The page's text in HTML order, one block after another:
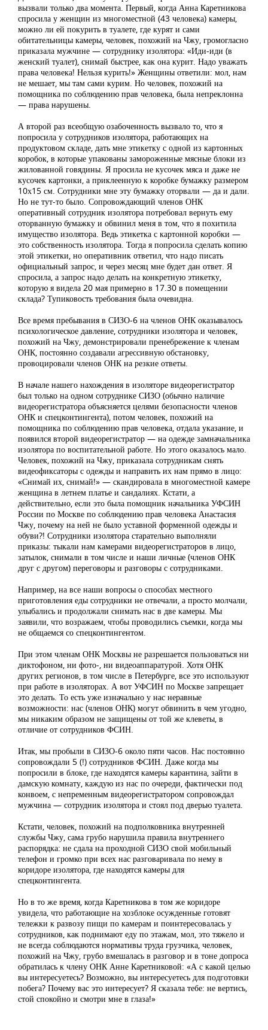
вызвали только два момента. Первый, когда Анна Каретникова
спросила у женщин из многоместной (43 человека) камеры,
можно ли ей покурить в туалете, где курят и сами
обитательницы камеры, человек, похожий на Чжу, громогласно
приказала мужчине — сотруднику изолятора: «Иди-иди (в
женский туалет), снимай быстрее, как она курит. Надо уважать
права человека! Нельзя курить!» Женщины ответили: мол, нам
не мешает, мы там сами курим. Но человек, похожий на
помощника по соблюдению прав человека, была непреклонна
— права нарушены.
А второй раз всеобщую озабоченность вызвало то, что я
попросила у сотрудников изолятора, работающих на
продуктовом складе, дать мне этикетку с одной из картонных
коробок, в которые упакованы замороженные мясные блоки из
жилованной говядины. Я просила не кусочек мяса и даже не
кусочек картонки, а приклеенную к коробке бумажку размером
10х15 см. Сотрудники мне эту бумажку оторвали — да и дали.
Но не тут-то было. Сопровождающий членов ОНК
оперативный сотрудник изолятора потребовал вернуть ему
оторванную бумажку и обвинил меня в том, что я похитила
имущество изолятора. Ведь этикетка с картонной коробки —
это собственность изолятора. Тогда я попросила сделать копию
этой этикетки, но оперативник ответил, что надо писать
официальный запрос, и через месяц мне будет дан ответ. Я
спросила, а запрос надо делать на конкретную этикетку,
которую я видела 20 мая примерно в 17.30 в помещении
склада? Тупиковость требования была очевидна.
Все время пребывания в СИЗО-6 на членов ОНК оказывалось
психологическое давление, сотрудники изолятора и человек,
похожий на Чжу, демонстрировали пренебрежение к членам
ОНК, постоянно создавали агрессивную обстановку,
провоцировали членов ОНК на резкие ответы.
В начале нашего нахождения в изоляторе видеорегистратор
был только на одном сотруднике СИЗО (обычно наличие
видеорегистратора объясняется целями безопасности членов
ОНК и спецконтингента), потом человек, похожий на
помощника по соблюдению прав человека, отдала указание, и
появился второй видеорегистратор — на одежде замначальника
изолятора по воспитательной работе. Но этого оказалось мало.
Человек, похожий на Чжу, приказала сотрудникам снять
видеофиксаторы с одежды и направить их нам прямо в лицо:
«Снимай их, снимай!» — скандировала в многоместной камере
женщина в летнем платье и сандалиях. Кстати, а
действительно, если это была помощник начальника УФСИН
России по Москве по соблюдению прав человека Анастасия
Чжу, почему на ней не было уставной форменной одежды и
обуви?! Сотрудники изолятора старательно выполняли
приказы: тыкали нам камерами видеорегистраторов в лицо,
затылок, снимали в том числе и наши личные (членов ОНК
друг с другом) переговоры и разговоры с сотрудниками.
Например, на все наши вопросы о способах местного
приготовления еды сотрудники не отвечали, а просто молчали,
улыбались и продолжали снимать нас в две камеры. Мы
заявили, что возражаем, чтобы проводились съемки, когда мы
не общаемся со спецконтингентом.
При этом членам ОНК Москвы не разрешается пользоваться ни
диктофоном, ни фото-, ни видеоаппаратурой. Хотя ОНК
других регионов, в том числе в Петербурге, все это используют
при работе в изоляторах. А вот УФСИН по Москве запрещает
это делать. То есть уже изначально у нас неравные
возможности: нас (членов ОНК) могут обвинить в чем угодно,
мы никаким образом не защищены от той же клеветы, в
отличие от сотрудников ФСИН.
Итак, мы пробыли в СИЗО-6 около пяти часов. Нас постоянно
сопровождали 5 (!) сотрудников ФСИН. Даже когда мы
попросили в блоке, где находятся камеры карантина, зайти в
дамскую комнату, каждую из нас по очереди, фактически под
конвоем, с непременным видеорегистратором сопровождал
мужчина — сотрудник изолятора и стоял под дверью туалета.
Кстати, человек, похожий на подполковника внутренней
службы Чжу, сама грубо нарушила правила внутреннего
распорядка: не сдала на проходной СИЗО свой мобильный
телефон и громко при всех нас разговаривала по нему в
коридоре изолятора, где находятся камеры для
спецконтингента.
Но в то же время, когда Каретникова в том же коридоре
увидела, что работающие на хозблоке осужденные готовят
тележки к развозу пищи по камерам и поинтересовалась у
сотрудников, как поднимают еду по этажам, мол, это тяжело и
не всегда соблюдаются нормативы труда грузчика, человек,
похожий на Чжу, грубо вмешалась в разговор и в тоне допроса
обратилась к члену ОНК Анне Каретниковой: «А с какой целью
вы интересуетесь? Возможно, вы интересуетесь для подготовки
побега? Почему вас это интересует? Я сказала тебе: не вертись,
стой спокойно и смотри мне в глаза!»